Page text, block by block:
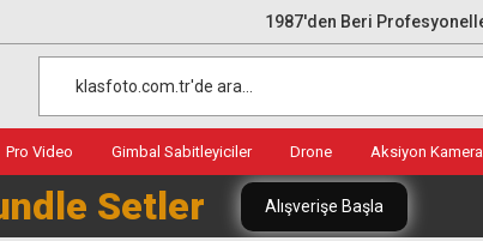
1987'den Beri
Pro Video Gimbal Sabitleyiciler Drone Aksiyon
Setler Alışverişe Başla